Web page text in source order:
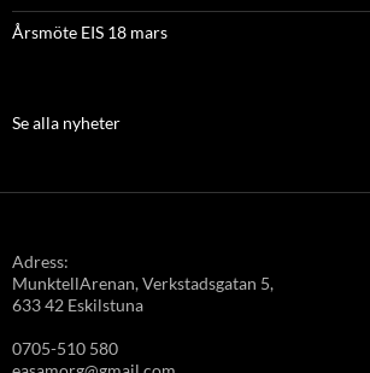
Årsmöte EIS 18 mars
Se alla nyheter
Adress:
MunktellArenan, Verkstadsgatan 5,
633 42 Eskilstuna
0705-510 580